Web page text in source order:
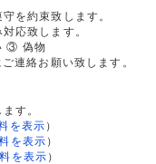
を約束致します。
応致します。
③ 偽物
連絡お願い致します。
す。
を表示 ）
を表示 ）
を表示 ）